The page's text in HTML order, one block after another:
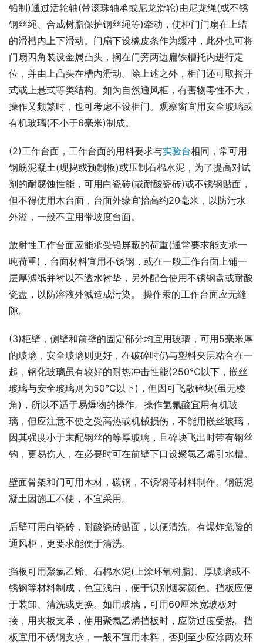
铅制)通过活轮轴(带滚珠轴承或尼龙滑轮)由尼龙绳(或不锈
钢丝绳、合成树脂保护钢丝绳等)牵动，使柜门门扇在上蜡
的滑槽内上下滑动。门扇下设橡皮条作为缓冲，此外也可将
门扇四角装设金属凸头，搁在门旁两边扁铁槽托内进行定
位，并由上凸头在槽内滑动。除上述之外，柜门还可取摇开
式或上悬式等类结构。如为自然通风柜，有害物毒性不大，
操作又频繁时，也可考虑不设柜门。观察窗宜用安全玻璃或
有机玻璃(不小于6毫米)制成。
(2)工作台面，工作台面的用料要求与实验台相同，常可用
钢筋泥凝土(现捣或预制板)或压制石棉水泥，为了提高对试
剂的耐腐蚀性能，可用白瓷砖(或耐酸瓷砖)或不锈钢贴面，
但不得使用木台面，台面外缘宜抬高约20毫米，以防污水
外溢，一般不宜用带坡度台面。
放射性工作台面应能承受铅屏蔽的荷重(通常要求能支承一
吨荷重)，台面材料宜用不锈钢，或在一般工作台面上铺一
层厚滤纸并衬以不透水衬垫，另外配合使用不锈钢盘或耐酸
瓷盘，以防溶液外溅造成污染。 操作汞的工作台面应无缝
隙。
(3)柜壁，侧壁和前壁的固定部分均宜用玻璃，可用5毫米厚
的玻璃，安全玻璃则更好，在破碎时仍与塑料夹层粘合在一
起，钢化玻璃虽有较好的耐热冲击性能(250℃以下，嵌丝
玻璃与安全玻璃则为50℃以下)，但因可飞散碎块(虽无棱
角)，所以不适于易爆物的操作。操作氢氟酸宜用有机玻
璃，但应注意不使之受高热或机械损伤，不能用嵌丝玻璃，
因其强度小于末配钢丝的等厚玻璃，且碎块飞出时带有钢丝
钩，更易伤人，在必要时可在前壁下口设聚氯乙烯引水槽。
壁面骨架和门可用木材，碳钢，不锈钢等材料制作。钢筋泥
凝土因施工不便，不宜采用。
后壁可用白瓷砖，耐酸瓷砖贴面，以便清洗。有爆炸危险的
通风柜，更要求能便于清洗。
挡板可用聚氯乙烯、石棉水泥(上涂环氧树脂)、厚玻璃或不
锈钢等材料制成，色宜浅白，便于识别烟雾颜色。挡板应便
于装卸、清洗或更换。如用玻璃，可用60厘米宽玻板对
接，用夹板支承，使用聚氯乙烯挡板时，应防过度受热。挡
板宜用不锈钢支承，一般不宜用木料，否则至少应涂两次环